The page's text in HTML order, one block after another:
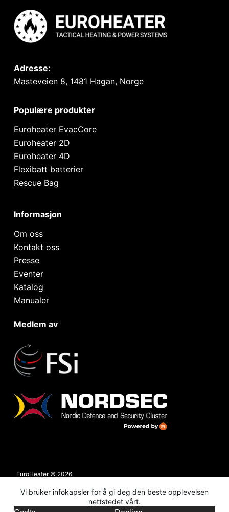
Vi bruker infokapsler for å gi deg den beste opplevelsen
nettstedet vårt.
Adresse:
Masteveien 8, 1481 Hagan, Norge
Populære produkter
Euroheater EvacCore
Euroheater 2D
Euroheater 4D
Flexibatt batterier
Rescue Bag
Informasjon
Om oss
Kontakt oss
Presse
Eventer
Katalog
Manualer
Medlem av
EuroHeater © 2026